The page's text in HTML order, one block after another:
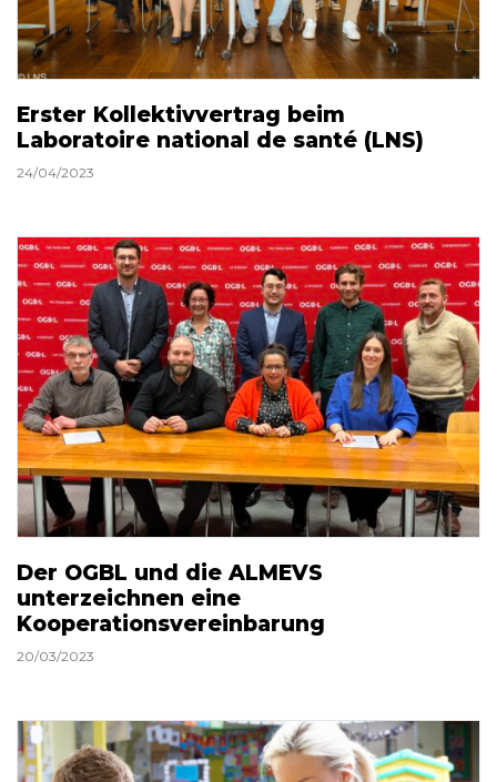
Erster Kollektivvertrag beim
Laboratoire national de santé (LNS)
24/04/2023
Der OGBL und die ALMEVS
unterzeichnen eine
Kooperationsvereinbarung
20/03/2023